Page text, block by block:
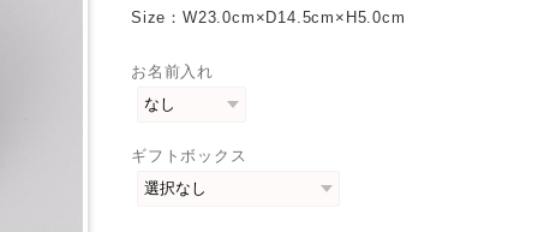
Size：W23.0cm×D14.5cm×H5.0cm
お名前入れ
ギフトボックス